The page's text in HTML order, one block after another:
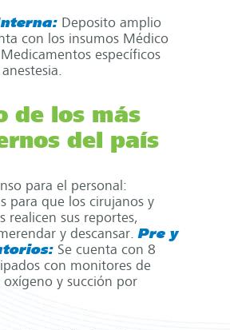
Deposito amplio
con los insumos Médico
específicos
de los más
del país
para el personal:
para que los cirujanos y
realicen sus reportes,
y descansar.Pre y
Se cuenta con 8
con monitores de
oxígeno y succión por